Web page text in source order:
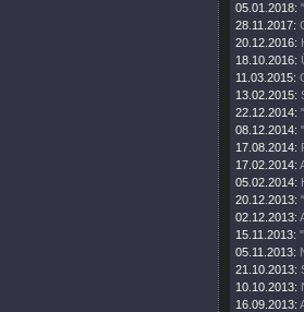
05.01.2018:
28.11.2017:
20.12.2016:
18.10.2016:
11.03.2015:
13.02.2015:
22.12.2014:
08.12.2014:
17.08.2014:
17.02.2014:
05.02.2014:
20.12.2013:
02.12.2013:
15.11.2013:
05.11.2013:
21.10.2013:
10.10.2013:
16.09.2013: